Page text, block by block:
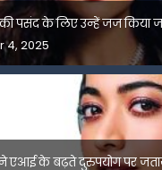
पसंद के लिए उन्हें जज किया
4, 2025
एआई के बढ़ते दुरुपयोग पर